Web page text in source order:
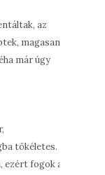
az
magasan
már úgy
tökéletes.
ezért fogok a